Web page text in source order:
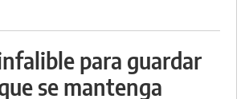
para guardar
se mantenga